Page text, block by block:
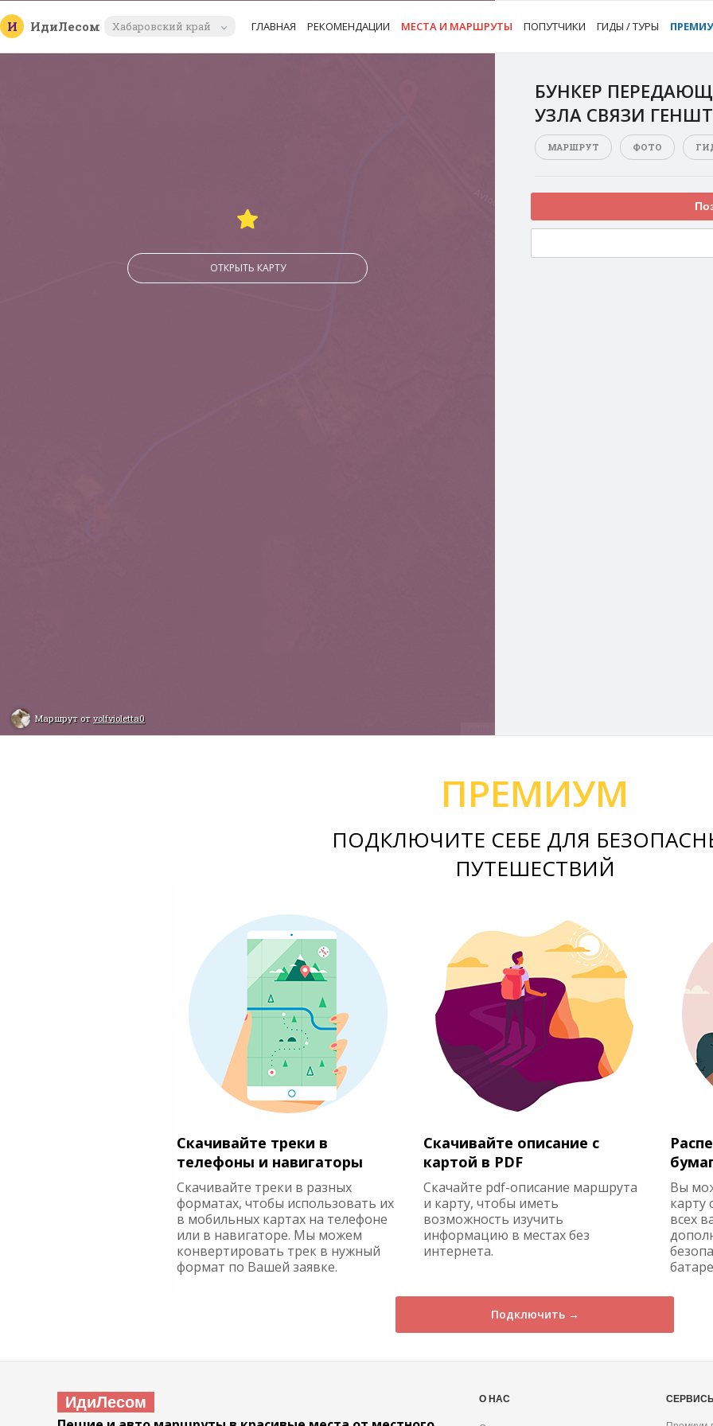
И ИдиЛесом Хабаровский край ГЛАВНАЯ РЕКОМЕНДАЦИИ МЕСТА И МАРШРУТЫ ПОПУТЧИКИ ГИДЫ / ТУРЫ
ОТКРЫТЬ КАРТУ
Маршрут отvolfvioletta0
БУНКЕР
УЗЛА СВЯЗИ
МАРШРУТ ФОТО
ПРЕМИУМ
ПОДКЛЮЧИТЕ СЕБЕ ДЛЯ
ПУТЕШЕСТВИЙ
Скачивайте треки в
телефоны и навигаторы
Скачивайте треки в разных
форматах, чтобы использовать их
в мобильных картах на телефоне
или в навигаторе. Мы можем
конвертировать трек в нужный
формат по Вашей заявке.
Скачивайте описание с
картой в PDF
Скачайте pdf-описание маршрута
и карту, чтобы иметь
возможность изучить
информацию в местах без
интернета.
Вы
карту
всех
Подключить →
ИдиЛесом
О НАС